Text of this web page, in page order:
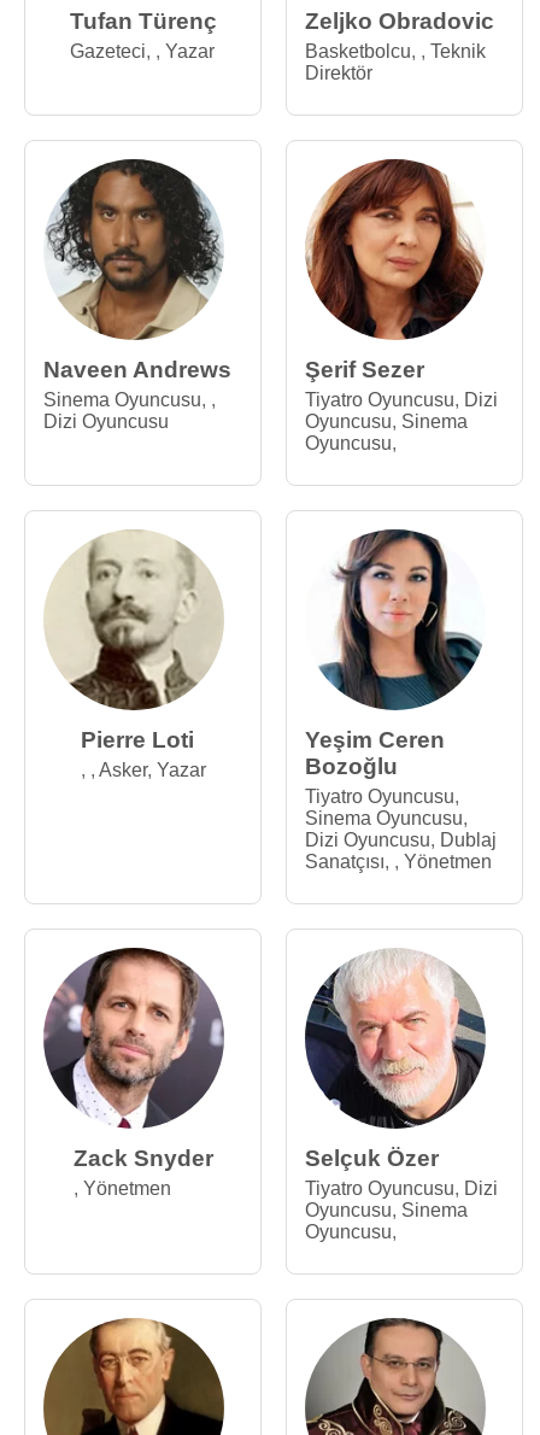
Tufan Türenç
Gazeteci, , Yazar
Zeljko Obradovic
Basketbolcu, , Teknik
Direktör
Naveen Andrews
Sinema Oyuncusu, ,
Dizi Oyuncusu
Şerif Sezer
Tiyatro Oyuncusu, Dizi
Oyuncusu, Sinema
Oyuncusu,
Pierre Loti
, , Asker, Yazar
Yeşim Ceren
Bozoğlu
Tiyatro Oyuncusu,
Sinema Oyuncusu,
Dizi Oyuncusu, Dublaj
Sanatçısı, , Yönetmen
Zack Snyder
, Yönetmen
Selçuk Özer
Tiyatro Oyuncusu, Dizi
Oyuncusu, Sinema
Oyuncusu,